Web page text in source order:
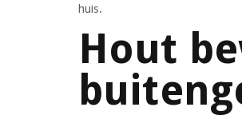
huis.
Hout